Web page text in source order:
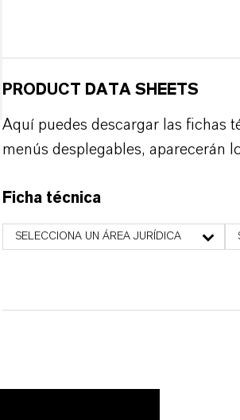
PRODUCT DATA SHEETS
Aquí puedes descargar las fichas
menús desplegables, aparecerán
Ficha técnica
SELECCIONA UN ÁREA JURÍDICA